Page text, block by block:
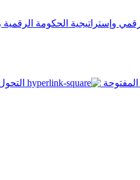
وإستراتيجية الحكومة الرقمية